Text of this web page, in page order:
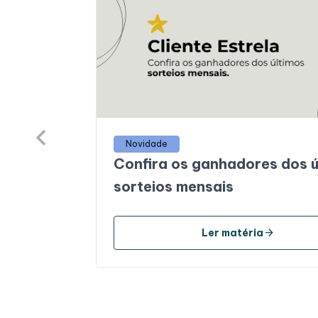
Novidade
Confira os ganhadores dos
sorteios mensais
Ler matéria arrow_forward